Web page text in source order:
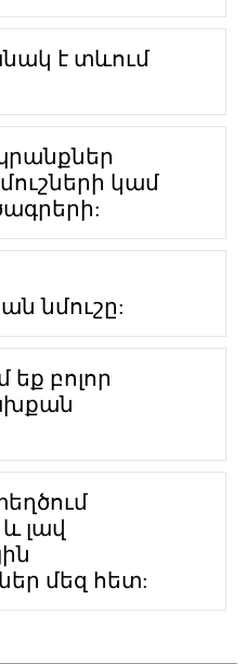
է տևում
կամ
նմուշը:
եք բոլոր
լավ
մեզ հետ: